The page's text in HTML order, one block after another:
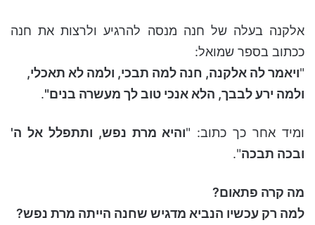
אלקנה בעלה של חנה מנסה להרגיע ולרצות את חנה
ככתוב בספר שמואל:
"ויאמר לה אלקנה, חנה למה תבכי, ולמה לא תאכלי,
ולמה ירע לבבך, הלא אנכי טוב לך מעשרה בנים".
ומיד אחר כך כתוב: "והיא מרת נפש, ותתפלל אל ה'
ובכה תבכה".
מה קרה פתאום?
למה רק עכשיו הנביא מדגיש שחנה הייתה מרת נפש?